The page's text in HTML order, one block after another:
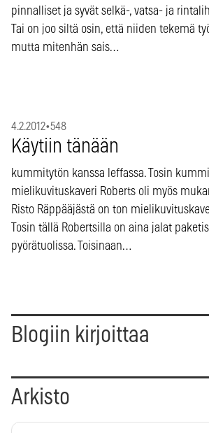
pinnalliset ja syvät selkä-, vatsa- ja
Tai on joo siltä osin, että niiden tekemä
mutta mitenhän sais…
4.2.2012•548
Käytiin tänään
kummitytön kanssa leffassa. Tosin
mielikuvituskaveri Roberts oli myös
Risto Räppääjästä on ton
Tosin tällä Robertsilla on aina jalat
pyörätuolissa. Toisinaan…
Blogiin kirjoittaa
Arkisto